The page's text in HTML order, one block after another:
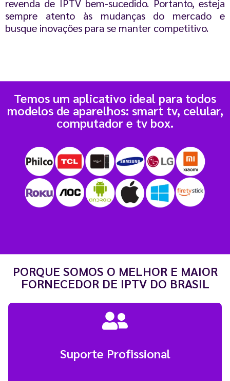
revenda de IPTV bem-sucedido. Portanto, esteja
sempre atento às mudanças do mercado e
busque inovações para se manter competitivo.
Temos um aplicativo ideal para todos
modelos de aparelhos: smart tv, celular,
computador e tv box.
PORQUE SOMOS O MELHOR E MAIOR
FORNECEDOR DE IPTV DO BRASIL
Suporte Profissional